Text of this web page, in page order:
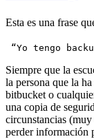
Esta es una frase
“Yo tengo
Siempre que la
la persona que la
bitbucket o
una copia de
circunstancias
perder información